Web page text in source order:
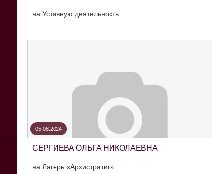
на Уставную деятельность...
05.08.2024
СЕРГИЕВА ОЛЬГА НИКОЛАЕВНА
на Лагерь «Архистратиг»...